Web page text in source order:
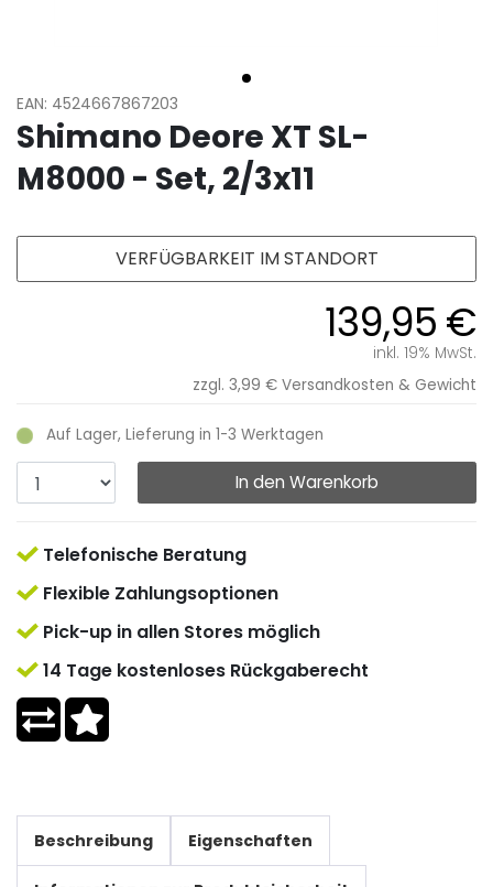
EAN: 4524667867203
Shimano Deore XT SL-
M8000 - Set, 2/3x11
139,95 €
inkl. 19% MwSt.
zzgl. 3,99 € Versandkosten & Gewicht
Auf Lager, Lieferung in 1-3 Werktagen
In den Warenkorb
VERFÜGBARKEIT IM STANDORT
Telefonische Beratung
Flexible Zahlungsoptionen
Pick-up in allen Stores möglich
14 Tage kostenloses Rückgaberecht
Beschreibung Eigenschaften